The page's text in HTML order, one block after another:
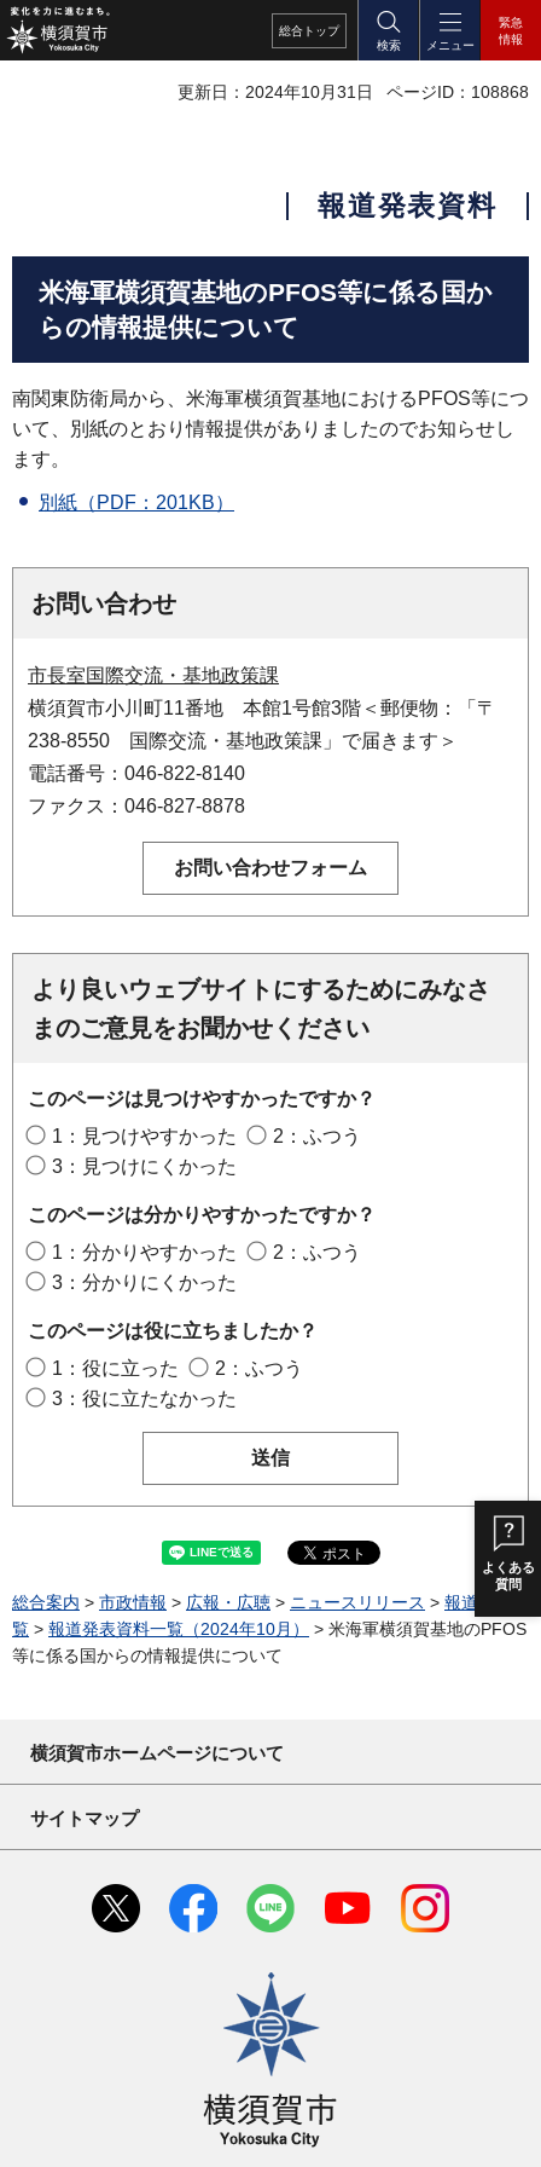
総合 トップ
検索
メニュー
緊急
情報
よくある
質問
更新日：2024年10月31日 ページID：108868
報道発表資料
米海軍横須賀基地のPFOS等に係る国か
らの情報提供について
南関東防衛局から、米海軍横須賀基地におけるPFOS等につ
いて、別紙のとおり情報提供がありましたのでお知らせし
ます。
別紙（PDF：201KB）
お問い合わせ
市長室国際交流・基地政策課
横須賀市小川町11番地 本館1号館3階＜郵便物：「〒
238-8550 国際交流・基地政策課」で届きます＞
電話番号：046-822-8140
ファクス：046-827-8878
より良いウェブサイトにするためにみなさ
まのご意見をお聞かせください
このページは見つけやすかったですか？
1：見つけやすかった
2：ふつう
3：見つけにくかった
このページは分かりやすかったですか？
1：分かりやすかった
2：ふつう
3：分かりにくかった
このページは役に立ちましたか？
1：役に立った
2：ふつう
3：役に立たなかった
総合案内 > 市政情報 > 広報・広聴 > ニュースリリース > 報道発表一
覧 > 報道発表資料一覧（2024年10月）
> 米海軍横須賀基地のPFOS
等に係る国からの情報提供について
横須賀市ホームページについて
サイトマップ
横須賀市